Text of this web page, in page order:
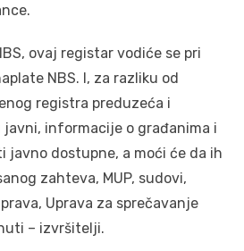
ovaj registar vodiće se pri
NBS. I, za razliku od
registra preduzeća i
informacije o građanima i
javno dostupne, a moći će da ih
zahteva, MUP, sudovi,
Uprava za sprečavanje
– izvršitelji.